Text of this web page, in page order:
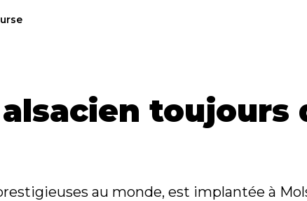
toujours
au monde, est implantée à